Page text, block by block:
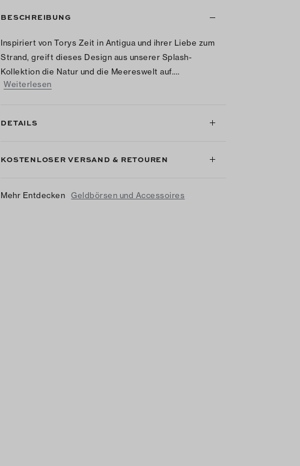
BESCHREIBUNG
Inspiriert von Torys Zeit in Antigua und ihrer Liebe zum
Strand, greift dieses Design aus unserer Splash-
Kollektion die Natur und die Meereswelt auf.…
Weiterlesen
DETAILS
KOSTENLOSER VERSAND & RETOUREN
Mehr Entdecken Geldbörsen und Accessoires